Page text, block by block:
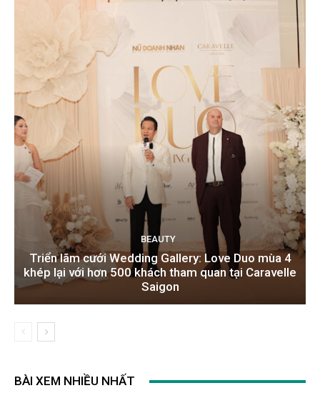
BEAUTY
Triển lãm cưới Wedding Gallery: Love Duo mùa 4
khép lại với hơn 500 khách tham quan tại Caravelle
Saigon
BÀI XEM NHIỀU NHẤT